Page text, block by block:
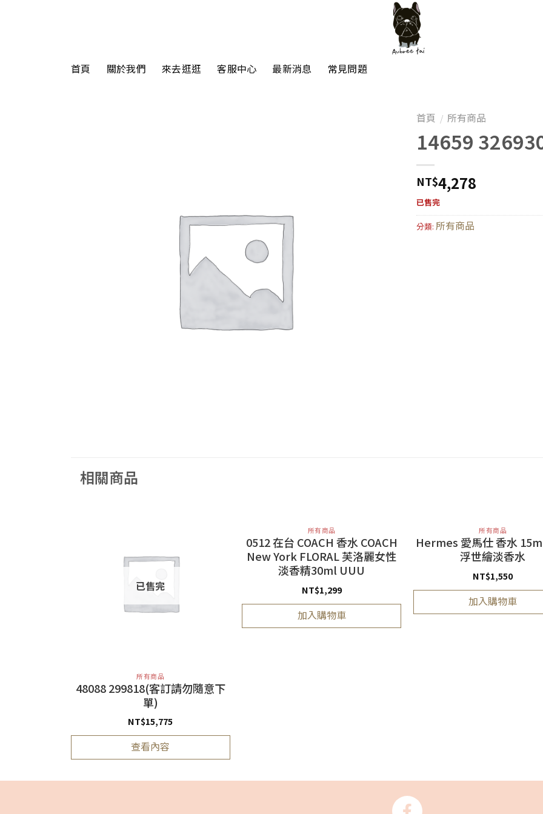
首頁 關於我們 來去逛逛 客服中心 最新消息 常見問題
首頁 / 所有商品
14659
NT$4,278
已售完
分類: 所有商品
相關商品
已售完
所有商品
48088 299818(客訂請勿隨意下
單)
NT$15,775
查看內容
所有商品
0512 在台 COACH 香水 COACH
New York FLORAL 芙洛麗女性
淡香精30ml UUU
NT$1,299
加入購物車
所有商品
Hermes 愛馬仕 香水
浮世繪淡香水
NT$1,550
加入購物車